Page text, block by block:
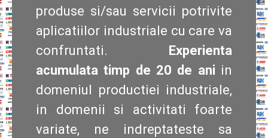
produse si/sau servicii potrivite
aplicatiilor industriale cu care va
confruntati. Experienta
acumulata timp de 20 de ani in
domeniul productiei industriale,
in domenii si activitati foarte
variate, ne indreptateste sa